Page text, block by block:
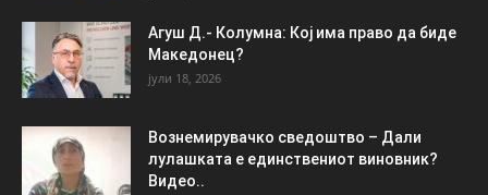
Агуш Д.- Колумна: Кој има право да биде
Македонец?
јули 18, 2026
Вознемирувачко сведоштво – Дали
лулашката е единствениот виновник?
Видео..